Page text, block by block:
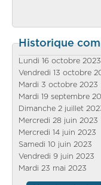
Historique
Lundi 16 octobre 2023
Vendredi 13 octobre
Mardi 3 octobre 2023
Mardi 19 septembre
Dimanche 2 juillet
Mercredi 28 juin 2023
Mercredi 14 juin 2023
Samedi 10 juin 2023
Vendredi 9 juin 2023
Mardi 23 mai 2023